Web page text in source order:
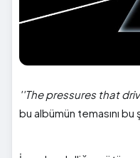
''The pressures that
bu albümün temasını bu